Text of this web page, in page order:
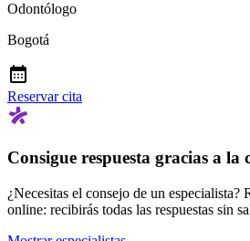
Odontólogo
Bogotá
Reservar cita
Consigue respuesta gracias a la
¿Necesitas el consejo de un especialista?
online: recibirás todas las respuestas sin